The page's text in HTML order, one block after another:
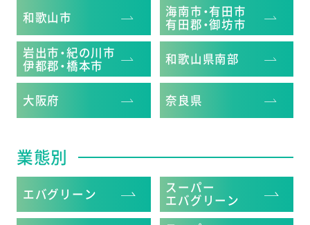
和歌山市 海南市・有田市
有田郡・御坊市
岩出市・紀の川市
伊都郡・橋本市 和歌山県南部
大阪府 奈良県
業態別
エバグリーン スーパー
エバグリーン